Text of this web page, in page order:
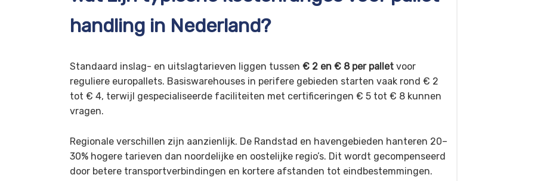
handling in Nederland?
Standaard inslag- en uitslagtarieven liggen tussen € 2 en € 8 per pallet voor
reguliere europallets. Basiswarehouses in perifere gebieden starten vaak rond € 2
tot € 4, terwijl gespecialiseerde faciliteiten met certificeringen € 5 tot € 8 kunnen
vragen.
Regionale verschillen zijn aanzienlijk. De Randstad en havengebieden hanteren 20–
30% hogere tarieven dan noordelijke en oostelijke regio’s. Dit wordt gecompenseerd
door betere transportverbindingen en kortere afstanden tot eindbestemmingen.